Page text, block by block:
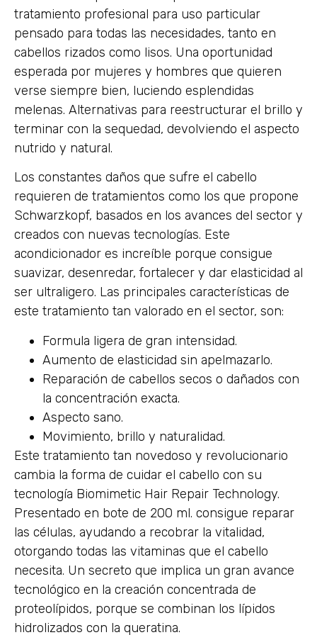
tratamiento profesional para uso particular
pensado para todas las necesidades, tanto en
cabellos rizados como lisos. Una oportunidad
esperada por mujeres y hombres que quieren
verse siempre bien, luciendo esplendidas
melenas. Alternativas para reestructurar el brillo y
terminar con la sequedad, devolviendo el aspecto
nutrido y natural.
Los constantes daños que sufre el cabello
requieren de tratamientos como los que propone
Schwarzkopf, basados en los avances del sector y
creados con nuevas tecnologías. Este
acondicionador es increíble porque consigue
suavizar, desenredar, fortalecer y dar elasticidad al
ser ultraligero. Las principales características de
este tratamiento tan valorado en el sector, son:
Formula ligera de gran intensidad.
Aumento de elasticidad sin apelmazarlo.
Reparación de cabellos secos o dañados con
la concentración exacta.
Aspecto sano.
Movimiento, brillo y naturalidad.
Este tratamiento tan novedoso y revolucionario
cambia la forma de cuidar el cabello con su
tecnología Biomimetic Hair Repair Technology.
Presentado en bote de 200 ml. consigue reparar
las células, ayudando a recobrar la vitalidad,
otorgando todas las vitaminas que el cabello
necesita. Un secreto que implica un gran avance
tecnológico en la creación concentrada de
proteolípidos, porque se combinan los lípidos
hidrolizados con la queratina.